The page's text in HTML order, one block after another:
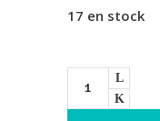
17 en stock